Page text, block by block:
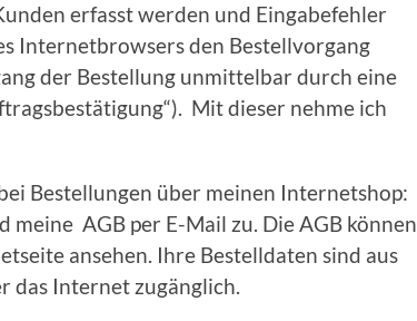
erfasst werden und Eingabefehler
Internetbrowsers den Bestellvorgang
der Bestellung unmittelbar durch eine
Mit dieser nehme ich
Bestellungen über meinen Internetshop:
meine AGB per E-Mail zu. Die AGB können
ansehen. Ihre Bestelldaten sind aus
das Internet zugänglich.